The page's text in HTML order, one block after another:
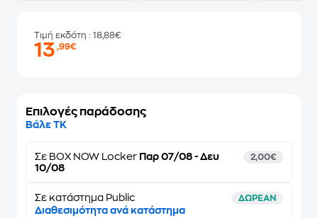
Τιμή εκδότη : 18,88€
13,99€
Επιλογές παράδοσης
Βάλε ΤΚ
Σε BOX NOW Locker Παρ 07/08 - Δευ
10/08
2,00€
Σε κατάστημα Public ΔΩΡΕΑΝ
Διαθεσιμότητα ανά κατάστημα